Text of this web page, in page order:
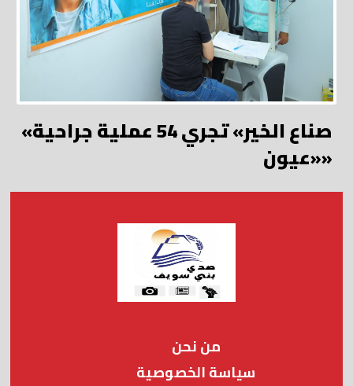
«صناع الخير» تجري 54 عملية جراحية
«عيون»
من نحن
سياسة الخصوصية